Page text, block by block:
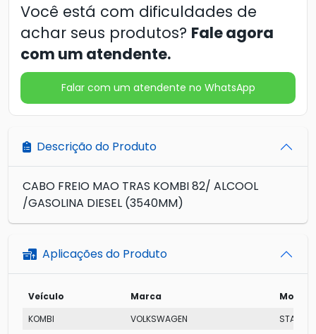
Você está com dificuldades de
achar seus produtos? Fale agora
com um atendente.
Falar com um atendente no WhatsApp
Descrição do Produto
CABO FREIO MAO TRAS KOMBI 82/ ALCOOL
/GASOLINA DIESEL (3540MM)
Aplicações do Produto
Veículo Marca
Modelo
KOMBI
VOLKSWAGEN